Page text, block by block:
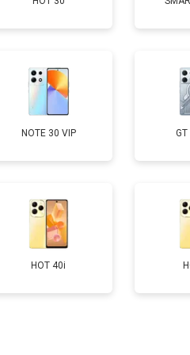
1750 ₽
3200 ₽
NOTE 30 VIP GT
HOT 40i